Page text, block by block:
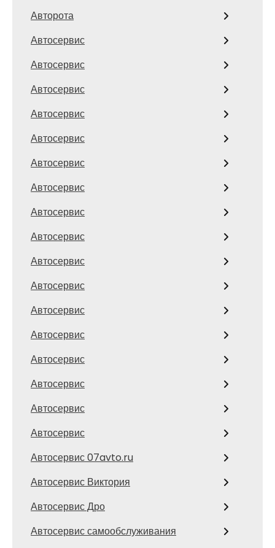
Авторота
Автосервис
Автосервис
Автосервис
Автосервис
Автосервис
Автосервис
Автосервис
Автосервис
Автосервис
Автосервис
Автосервис
Автосервис
Автосервис
Автосервис
Автосервис
Автосервис
Автосервис
Автосервис 07avto.ru
Автосервис Виктория
Автосервис Дро
Автосервис самообслуживания